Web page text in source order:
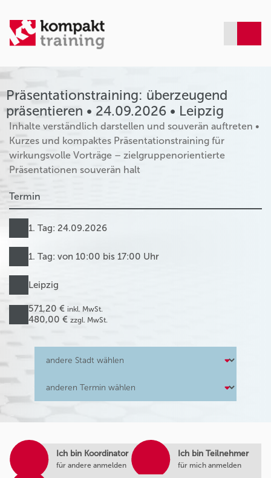
Präsentationstraining: überzeugend
präsentieren • 24.09.2026 • Leipzig
Inhalte verständlich darstellen und souverän auftreten •
Kurzes und kompaktes Präsentationstraining für
wirkungsvolle Vorträge – zielgruppenorientierte
Präsentationen souverän halt
Termin
1. Tag: 24.09.2026
1. Tag: von 10:00 bis 17:00 Uhr
Leipzig
571,20 € inkl. MwSt.
480,00 € zzgl. MwSt.
Ich bin Koordinator
für andere anmelden
Ich bin Teilnehmer
für mich anmelden